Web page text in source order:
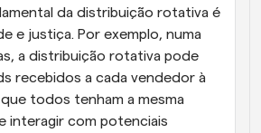
da distribuição rotativa é
e justiça. Por exemplo, numa
a distribuição rotativa pode
recebidos a cada vendedor à
todos tenham a mesma
interagir com potenciais